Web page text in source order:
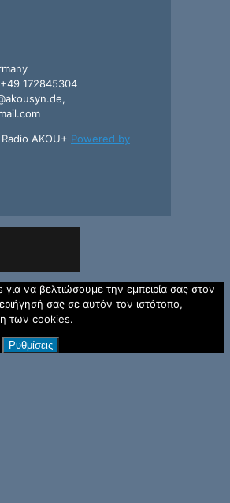
172845304
AKOU+ Powered by
να βελτιώσουμε την εμπειρία σας στον
σας σε αυτόν τον ιστότοπο,
των cookies.
Ρυθμίσεις